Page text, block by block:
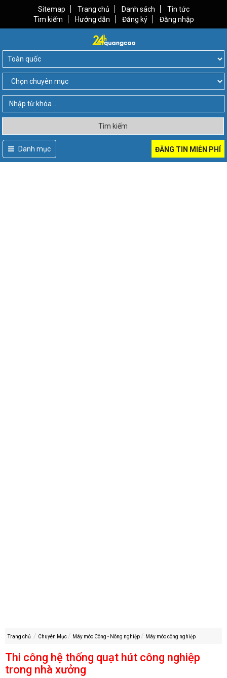
Sitemap Trang chủ Danh sách
Tin tức
Tìm kiếm
Hướng dẫn Đăng ký Đăng nhập
Tìm kiếm
Danh mục ĐĂNG TIN MIỄN PHÍ
Trang chủ Chuyên Mục Máy móc Công - Nông nghiệp Máy móc công nghiệp
Thi công hệ thống quạt hút công nghiệp
trong nhà xưởng